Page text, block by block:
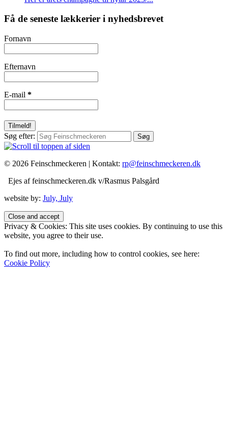
Få de seneste lækkerier i nyhedsbrevet
Fornavn
Efternavn
E-mail *
Søg efter:
© 2026 Feinschmeckeren | Kontakt: rp@feinschmeckeren.dk
Ejes af feinschmeckeren.dk v/Rasmus Palsgård
website by: July, July
Privacy & Cookies: This site uses cookies. By continuing to use this
website, you agree to their use.
To find out more, including how to control cookies, see here:
Cookie Policy